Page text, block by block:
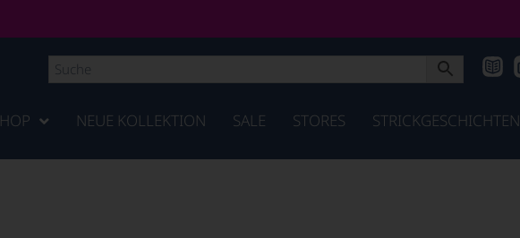
NEUE KOLLEKTION SALE STORES STRICKGESCHICHTEN